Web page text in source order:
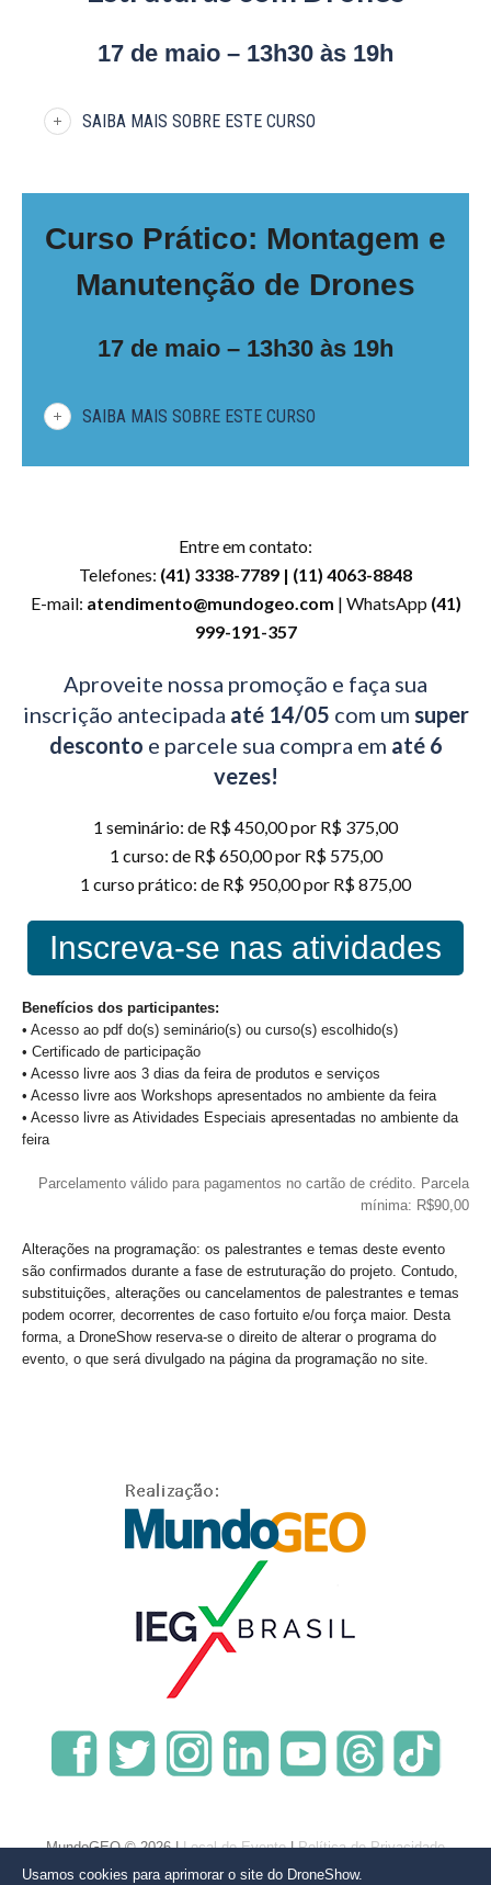
17 de maio – 13h30 às 19h
SAIBA MAIS SOBRE ESTE CURSO
Curso Prático: Montagem e
Manutenção de Drones
17 de maio – 13h30 às 19h
SAIBA MAIS SOBRE ESTE CURSO
Entre em contato:
Telefones: (41) 3338-7789 | (11) 4063-8848
E-mail: atendimento@mundogeo.com | WhatsApp (41)
999-191-357
Aproveite nossa promoção e faça sua
inscrição antecipada até 14/05 com um super
desconto e parcele sua compra em até 6
vezes!
1 seminário: de R$ 450,00 por R$ 375,00
1 curso: de R$ 650,00 por R$ 575,00
1 curso prático: de R$ 950,00 por R$ 875,00
Inscreva-se nas atividades
Benefícios dos participantes:
• Acesso ao pdf do(s) seminário(s) ou curso(s) escolhido(s)
• Certificado de participação
• Acesso livre aos 3 dias da feira de produtos e serviços
• Acesso livre aos Workshops apresentados no ambiente da feira
• Acesso livre as Atividades Especiais apresentadas no ambiente da
feira
Parcelamento válido para pagamentos no cartão de crédito. Parcela
mínima: R$90,00
Alterações na programação: os palestrantes e temas deste evento
são confirmados durante a fase de estruturação do projeto. Contudo,
substituições, alterações ou cancelamentos de palestrantes e temas
podem ocorrer, decorrentes de caso fortuito e/ou força maior. Desta
forma, a DroneShow reserva-se o direito de alterar o programa do
evento, o que será divulgado na página da programação no site.
MundoGEO © 2026 |Local do Evento|Política de Privacidade
Usamos cookies para aprimorar o site do DroneShow.